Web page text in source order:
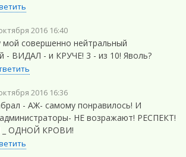
2016 16:40
совершенно нейтральный
- ВИДАЛ - и КРУЧЕ! 3 - из 10! Яволь?
2016 16:36
- АЖ- самому понравилось! И
НЕ возражают! РЕСПЕКТ!
ОДНОЙ КРОВИ!